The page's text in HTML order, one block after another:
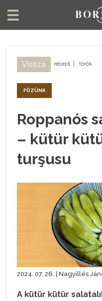
Vissza recept török
FŐZÜNK
Roppanós
– kütür
turşusu
2024. 07. 26. | Nagyillés
A kütür kütür